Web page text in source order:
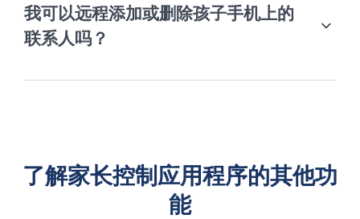
我可以远程添加或删除孩子手机上的
联系人吗？
了解家长控制应用程序的其他功
能